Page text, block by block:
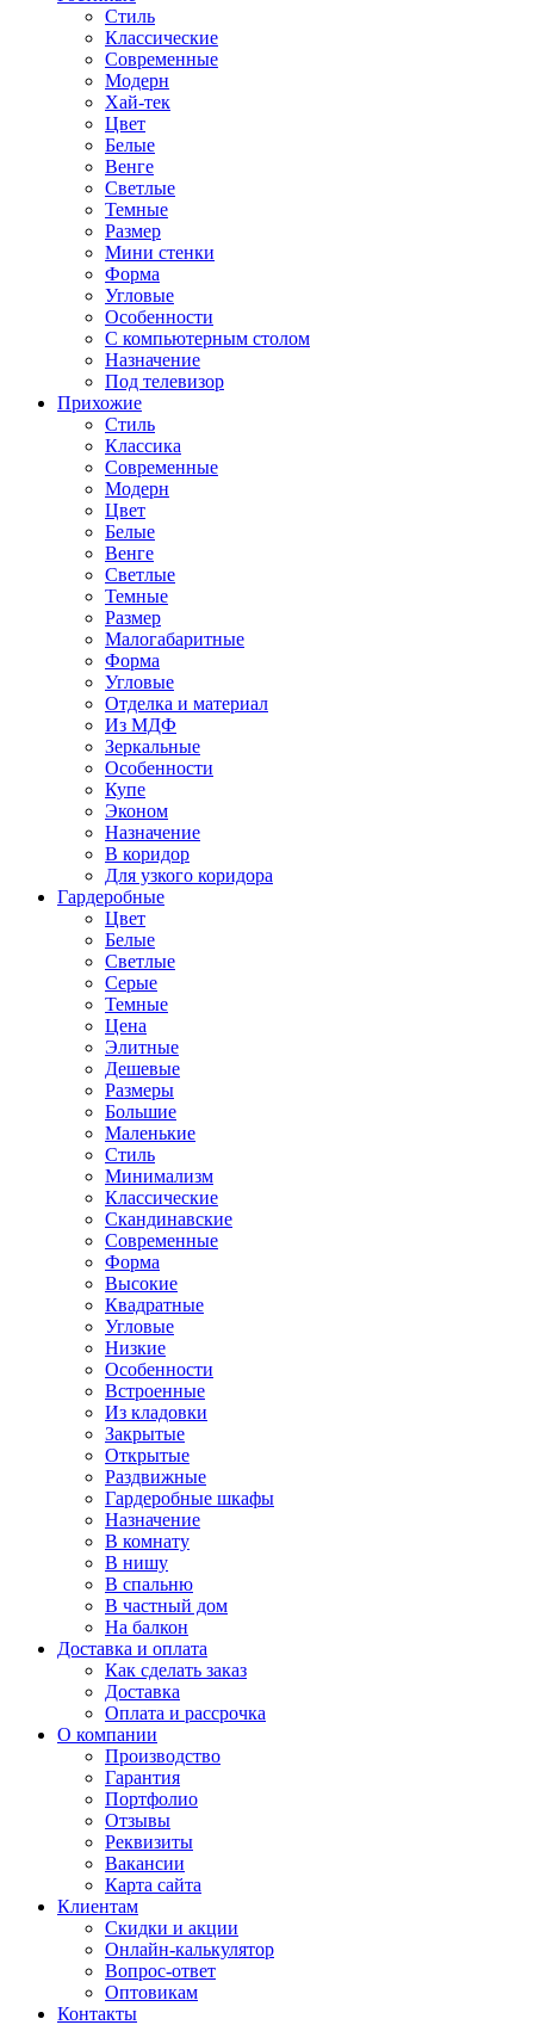
Стиль
Классические
Современные
Модерн
Хай-тек
Цвет
Белые
Венге
Светлые
Темные
Размер
Мини стенки
Форма
Угловые
Особенности
С компьютерным столом
Назначение
Под телевизор
Прихожие
Стиль
Классика
Современные
Модерн
Цвет
Белые
Венге
Светлые
Темные
Размер
Малогабаритные
Форма
Угловые
Отделка и материал
Из МДФ
Зеркальные
Особенности
Купе
Эконом
Назначение
В коридор
Для узкого коридора
Гардеробные
Цвет
Белые
Светлые
Серые
Темные
Цена
Элитные
Дешевые
Размеры
Большие
Маленькие
Стиль
Минимализм
Классические
Скандинавские
Современные
Форма
Высокие
Квадратные
Угловые
Низкие
Особенности
Встроенные
Из кладовки
Закрытые
Открытые
Раздвижные
Гардеробные шкафы
Назначение
В комнату
В нишу
В спальню
В частный дом
На балкон
Доставка и оплата
Как сделать заказ
Доставка
Оплата и рассрочка
О компании
Производство
Гарантия
Портфолио
Отзывы
Реквизиты
Вакансии
Карта сайта
Клиентам
Скидки и акции
Онлайн-калькулятор
Вопрос-ответ
Оптовикам
Контакты